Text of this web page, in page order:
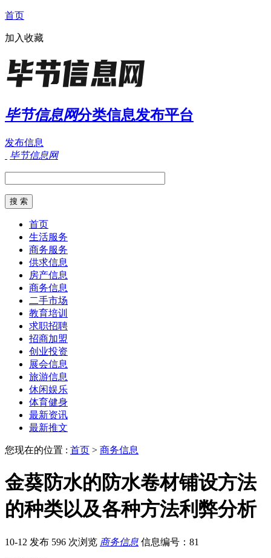
首页
加入收藏
毕节信息网分类信息发布平台
发布信息
毕节信息网
首页
生活服务
商务服务
供求信息
房产信息
商务信息
二手市场
教育培训
求职招聘
招商加盟
创业投资
展会信息
旅游信息
休闲娱乐
体育健身
最新资讯
最新推文
您现在的位置 : 首页 > 商务信息
金葵防水的防水卷材铺设方法
的种类以及各种方法利弊分析
10-12 发布 596 次浏览 商务信息 信息编号：81